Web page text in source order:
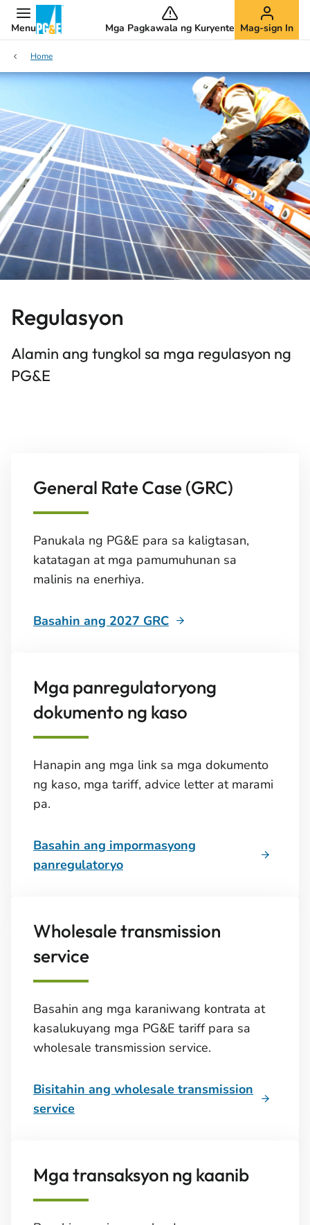
Menu Mga Pagkawala ng Kuryente Mag-sign In
Home
Regulasyon
Alamin ang tungkol sa mga regulasyon ng
PG&E
General Rate Case (GRC)
Panukala ng PG&E para sa kaligtasan,
katatagan at mga pamumuhunan sa
malinis na enerhiya.
Basahin ang 2027 GRC
Mga panregulatoryong
dokumento ng kaso
Hanapin ang mga link sa mga dokumento
ng kaso, mga tariff, advice letter at marami
pa.
Basahin ang impormasyong
panregulatoryo
Wholesale transmission
service
Basahin ang mga karaniwang kontrata at
kasalukuyang mga PG&E tariff para sa
wholesale transmission service.
Bisitahin ang wholesale transmission
service
Mga transaksyon ng kaanib